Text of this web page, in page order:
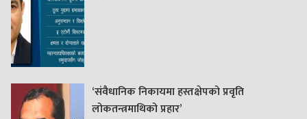
‘संवैधानिक निकायमा हस्तक्षेपको प्रवृति
लोकतन्त्रमाथिको प्रहार’